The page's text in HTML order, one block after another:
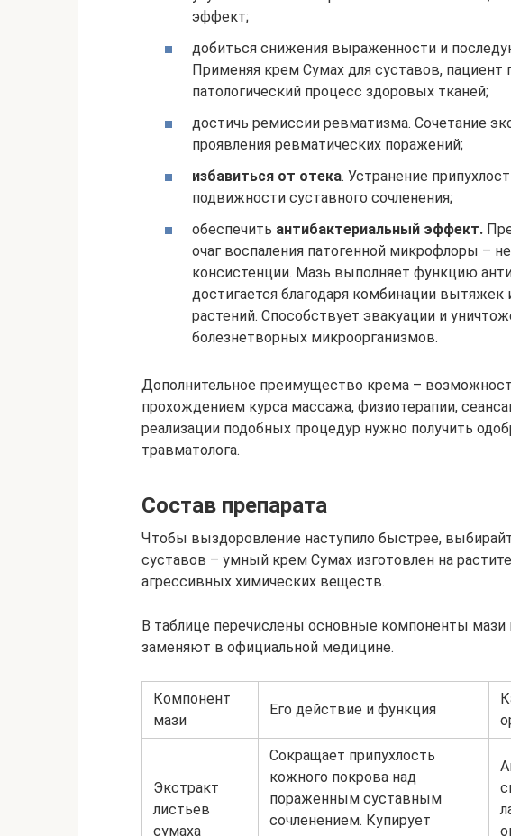
эффект;
добиться снижения выраженности и
Применяя крем Сумах для суставов,
патологический процесс здоровых тканей;
достичь ремиссии ревматизма. Сочетание
проявления ревматических поражений;
избавиться от отека. Устранение
подвижности суставного сочленения;
обеспечить антибактериальный эффект.
очаг воспаления патогенной микрофлоры –
консистенции. Мазь выполняет функцию
достигается благодаря комбинации вытяжек
растений. Способствует эвакуации и
болезнетворных микроорганизмов.
Дополнительное преимущество крема –
прохождением курса массажа, физиотерапии,
реализации подобных процедур нужно получить
травматолога.
Состав препарата
Чтобы выздоровление наступило быстрее,
суставов – умный крем Сумах изготовлен на
агрессивных химических веществ.
В таблице перечислены основные компоненты
заменяют в официальной медицине.
Компонент
мази
Его действие и функция
Экстракт
листьев
сумаха
Сокращает припухлость
кожного покрова над
пораженным суставным
сочленением. Купирует